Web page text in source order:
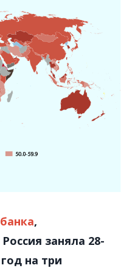
,
заняла 28-
на три